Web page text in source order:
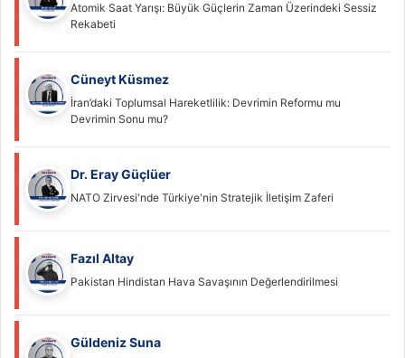
Atomik Saat Yarışı: Büyük Güçlerin Zaman Üzerindeki Sessiz
Rekabeti
Cüneyt Küsmez
İran’daki Toplumsal Hareketlilik: Devrimin Reformu mu
Devrimin Sonu mu?
Dr. Eray Güçlüer
NATO Zirvesi'nde Türkiye'nin Stratejik İletişim Zaferi
Fazıl Altay
Pakistan Hindistan Hava Savaşının Değerlendirilmesi
Güldeniz Suna